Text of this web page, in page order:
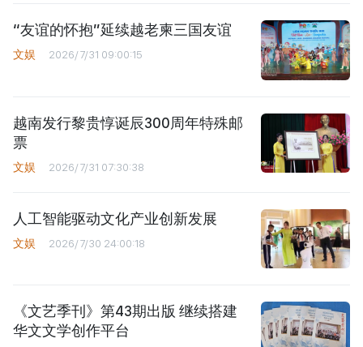
“友谊的怀抱”延续越老柬三国友谊
文娱 2026/7/31 09:00:15
越南发行黎贵惇诞辰300周年特殊邮
票
文娱 2026/7/31 07:30:38
人工智能驱动文化产业创新发展
文娱 2026/7/30 24:00:18
《文艺季刊》第43期出版 继续搭建
华文文学创作平台